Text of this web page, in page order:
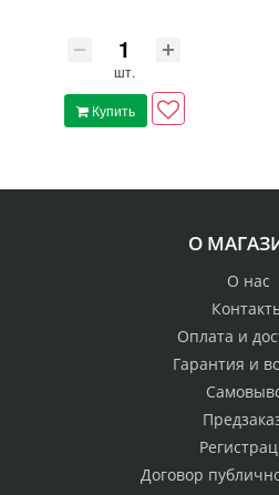
шт.
Купить
О
О нас
Оплата и
Гарантия и
Договор